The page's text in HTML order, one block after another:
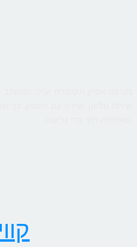
שיחת טלפון ישירה עם העסק, כך